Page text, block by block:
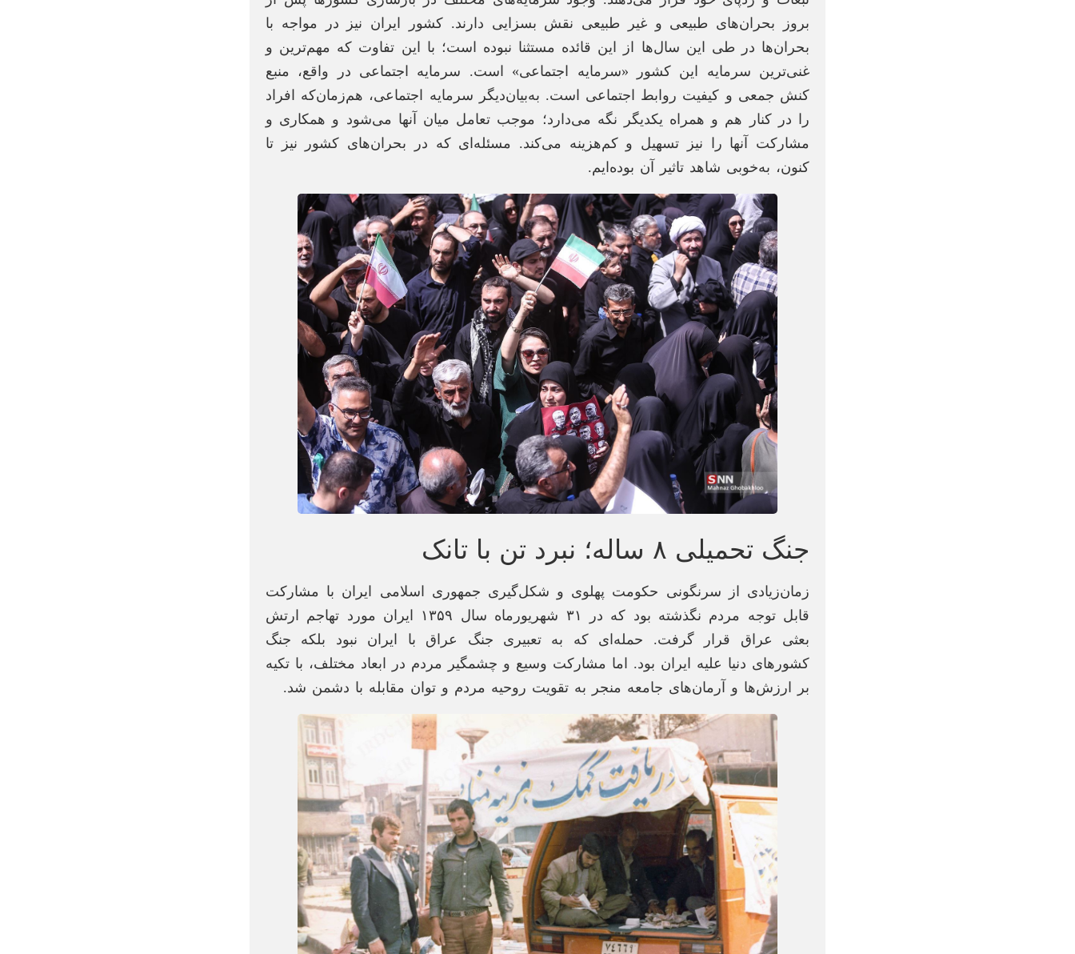
بروز بحران‌های طبیعی و غیر طبیعی نقش بسزایی دارند. کشور ایران نیز در مواجه با
بحران‌ها در طی این سال‌ها از این قائده مستثنا نبوده است؛ با این تفاوت که مهم‌ترین و
غنی‌ترین سرمایه این کشور «سرمایه اجتماعی» است. سرمایه اجتماعی در واقع، منبع
کنش جمعی و کیفیت روابط اجتماعی است. به‌بیان‌دیگر سرمایه اجتماعی، هم‌زمان‌که افراد
را در کنار هم و همراه یکدیگر نگه می‌دارد؛ موجب تعامل میان آنها می‌شود و همکاری و
مشارکت آنها را نیز تسهیل و کم‌هزینه می‌کند. مسئله‌ای که در بحران‌های کشور نیز تا
کنون، به‌خوبی شاهد تاثیر آن بوده‌ایم.
جنگ تحمیلی ۸ ساله؛ نبرد تن با تانک
زمان‌زیادی از سرنگونی حکومت پهلوی و شکل‌گیری جمهوری اسلامی ایران با مشارکت
قابل توجه مردم نگذشته بود که در ۳۱ شهریورماه سال ۱۳۵۹ ایران مورد تهاجم ارتش
بعثی عراق قرار گرفت. حمله‌ای که به تعبیری جنگ عراق با ایران نبود بلکه جنگ
کشور‌های دنیا علیه ایران بود. اما مشارکت وسیع و چشمگیر مردم در ابعاد مختلف، با تکیه
بر ارزش‌ها و آرمان‌های جامعه منجر به تقویت روحیه مردم و توان مقابله با دشمن شد.